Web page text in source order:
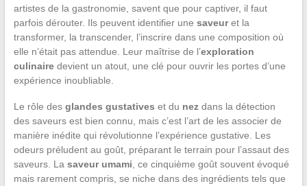
artistes de la gastronomie, savent que pour captiver, il faut
parfois dérouter. Ils peuvent identifier une saveuret la
transformer, la transcender, l’inscrire dans une composition où
elle n’était pas attendue. Leur maîtrise de l’exploration
culinairedevient un atout, une clé pour ouvrir les portes d’une
expérience inoubliable.
Le rôle des glandes gustatives et du nezdans la détection
des saveurs est bien connu, mais c’est l’art de les associer de
manière inédite qui révolutionne l’expérience gustative. Les
odeurs préludent au goût, préparant le terrain pour l’assaut des
saveurs. La saveur umami , ce cinquième goût souvent évoqué
mais rarement compris, se niche dans des ingrédients tels que